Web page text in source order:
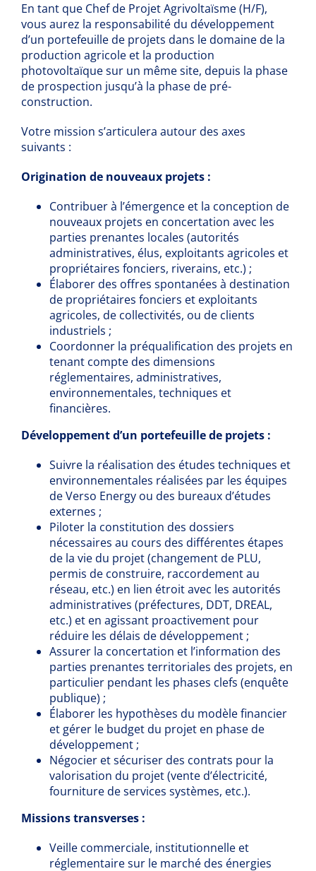
En tant que Chef de Projet Agrivoltaïsme (H/F),
vous aurez la responsabilité du développement
d’un portefeuille de projets dans le domaine de la
production agricole et la production
photovoltaïque sur un même site, depuis la phase
de prospection jusqu’à la phase de pré-
construction.
Votre mission s’articulera autour des axes
suivants :
Origination de nouveaux projets :
Contribuer à l’émergence et la conception de
nouveaux projets en concertation avec les
parties prenantes locales (autorités
administratives, élus, exploitants agricoles et
propriétaires fonciers, riverains, etc.) ;
Élaborer des offres spontanées à destination
de propriétaires fonciers et exploitants
agricoles, de collectivités, ou de clients
industriels ;
Coordonner la préqualification des projets en
tenant compte des dimensions
réglementaires, administratives,
environnementales, techniques et
financières.
Développement d’un portefeuille de projets :
Suivre la réalisation des études techniques et
environnementales réalisées par les équipes
de Verso Energy ou des bureaux d’études
externes ;
Piloter la constitution des dossiers
nécessaires au cours des différentes étapes
de la vie du projet (changement de PLU,
permis de construire, raccordement au
réseau, etc.) en lien étroit avec les autorités
administratives (préfectures, DDT, DREAL,
etc.) et en agissant proactivement pour
réduire les délais de développement ;
Assurer la concertation et l’information des
parties prenantes territoriales des projets, en
particulier pendant les phases clefs (enquête
publique) ;
Élaborer les hypothèses du modèle financier
et gérer le budget du projet en phase de
développement ;
Négocier et sécuriser des contrats pour la
valorisation du projet (vente d’électricité,
fourniture de services systèmes, etc.).
Missions transverses :
Veille commerciale, institutionnelle et
réglementaire sur le marché des énergies